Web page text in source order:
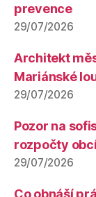
prevence
29/07/2026
Architekt
Mariánské
29/07/2026
Pozor na
rozpočty
29/07/2026
Co obnáší